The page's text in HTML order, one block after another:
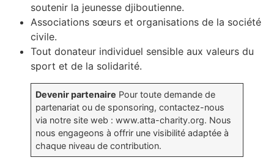
soutenir la jeunesse djiboutienne.
Associations sœurs et organisations de la société
civile.
Tout donateur individuel sensible aux valeurs du
sport et de la solidarité.
Devenir partenaire Pour toute demande de
partenariat ou de sponsoring, contactez-nous
via notre site web : www.atta-charity.org. Nous
nous engageons à offrir une visibilité adaptée à
chaque niveau de contribution.